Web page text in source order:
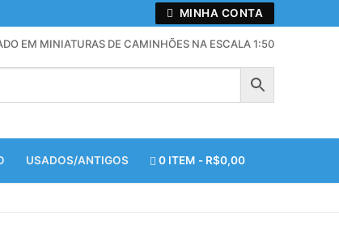
MINHA CONTA
EM MINIATURAS DE CAMINHÕES NA ESCALA 1:50
USADOS/ANTIGOS 0 ITEM R$0,00